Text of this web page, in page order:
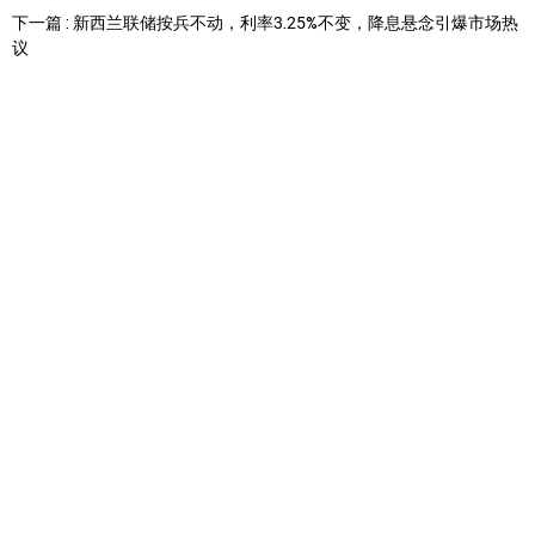
下一篇 : 新西兰联储按兵不动，利率3.25%不变，降息悬念引爆市场热
议